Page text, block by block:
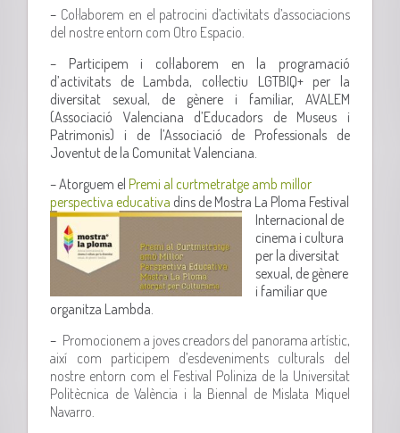
– Col·laborem en el patrocini d’activitats d’associacions
del nostre entorn com Otro Espacio.
– Participem i col·laborem en la programació
d’activitats de Lambda, col·lectiu LGTBIQ+ per la
diversitat sexual, de gènere i familiar, AVALEM
(Associació Valenciana d’Educadors de Museus i
Patrimonis) i de l’Associació de Professionals de
Joventut de la Comunitat Valenciana.
– Atorguem elPremi al curtmetratge amb millor
perspectiva educativa dins de Mostra La Ploma Festival
Internacional de
cinema i cultura
per la diversitat
sexual, de gènere
i familiar que
organitza Lambda.
– Promocionem a joves creadors del panorama artístic,
així com participem d’esdeveniments culturals del
nostre entorn com el Festival Poliniza de la Universitat
Politècnica de València i la Biennal de Mislata Miquel
Navarro.